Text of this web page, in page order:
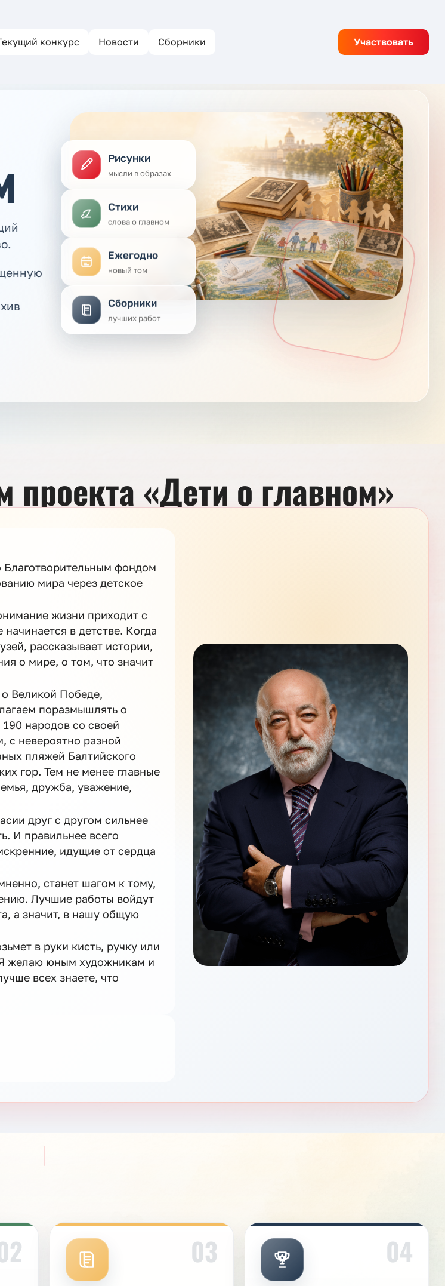
конкурс Новости Сборники Участвовать
Рисунки
мысли в образах
Стихи
слова о главном
Ежегодно
новый том
Сборники
лучших работ
проекта «Дети о главном»
Благотворительным фондом
мира через детское
жизни приходит с
в детстве. Когда
рассказывает истории,
о мире, о том, что значит
Великой Победе,
поразмышлять о
народов со своей
с невероятно разной
пляжей Балтийского
гор. Тем не менее главные
дружба, уважение,
друг с другом сильнее
И правильнее всего
идущие от сердца
станет шагом к тому,
Лучшие работы войдут
а значит, в нашу общую
в руки кисть, ручку или
желаю юным художникам и
всех знаете, что
03 04